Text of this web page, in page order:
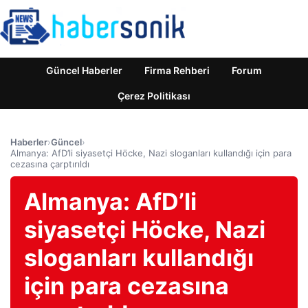
Güncel Haberler Firma Rehberi Forum
Çerez Politikası
Haberler›Güncel›
Almanya: AfD’li siyasetçi Höcke, Nazi sloganları kullandığı için para
cezasına çarptırıldı
Almanya: AfD’li
siyasetçi Höcke, Nazi
sloganları kullandığı
için para cezasına